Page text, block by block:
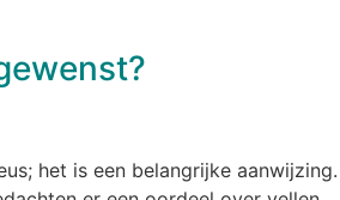
het is een belangrijke aanwijzing.